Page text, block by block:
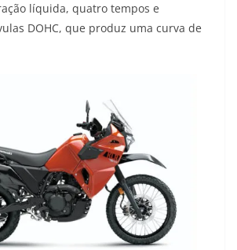
líquida, quatro tempos e
DOHC, que produz uma curva de